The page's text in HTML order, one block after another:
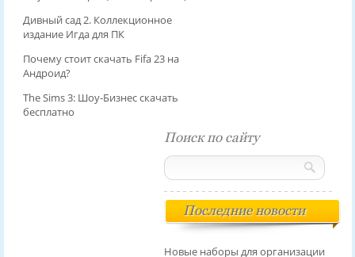
Дивный сад 2. Коллекционное
издание Игда для ПК
Почему стоит скачать Fifa 23 на
Андроид?
The Sims 3: Шоу-Бизнес скачать
бесплатно
Поиск по сайту
Последние новости
Новые наборы для организации